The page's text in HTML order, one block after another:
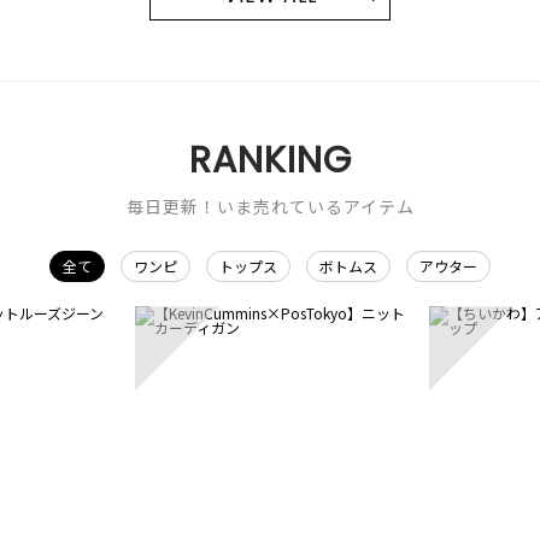
RANKING
毎日更新！いま売れているアイテム
全て ワンピ トップス ボトムス アウター
3 4